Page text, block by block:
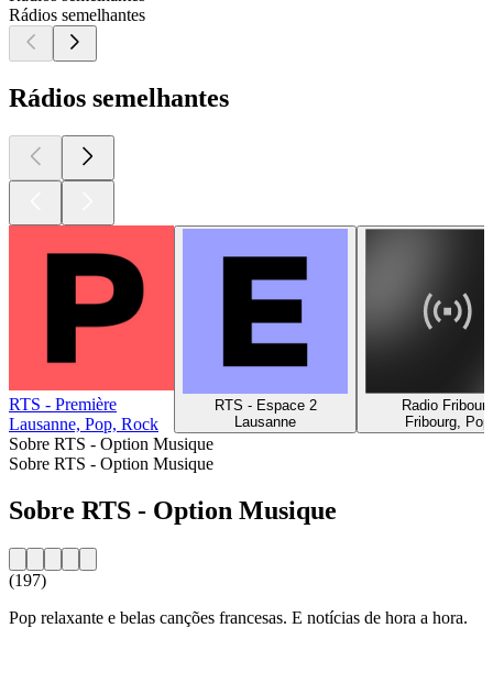
Rádios semelhantes
Rádios semelhantes
RTS - Première
Lausanne, Pop, Rock
RTS - Espace 2
Lausanne
Radio Fribourg
Fribourg, Pop
Sobre RTS - Option Musique
Sobre RTS - Option Musique
Sobre RTS - Option Musique
(197)
Pop relaxante e belas canções francesas. E notícias de hora a hora.